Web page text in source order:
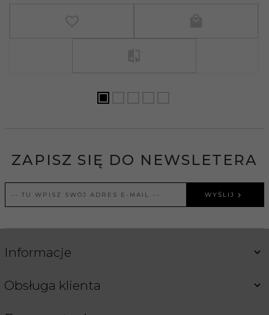
ZAPISZ SIĘ DO NEWSLETERA
WYŚLIJ
Informacje
Obsługa klienta